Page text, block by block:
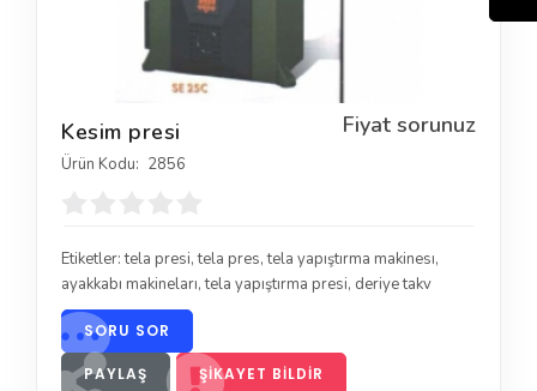
Fiyat sorunuz
Kesim presi
Ürün Kodu: 2856
Etiketler:tela presi,tela pres,tela yapıştırma makinesı,
ayakkabı makineları,tela yapıştırma presi, deriye takv
SORU SOR
PAYLAŞ ŞIKAYET BILDIR